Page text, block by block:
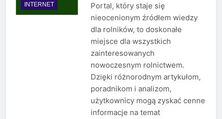
INTERNET
Portal, który staje się
nieocenionym źródłem wiedzy
dla rolników, to doskonałe
miejsce dla wszystkich
zainteresowanych
nowoczesnym rolnictwem.
Dzięki różnorodnym artykułom,
poradnikom i analizom,
użytkownicy mogą zyskać cenne
informacje na temat